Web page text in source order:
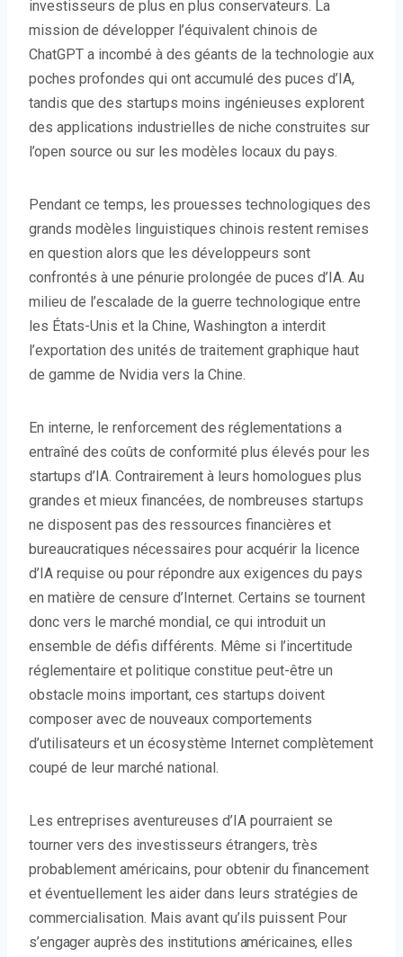
investisseurs de plus en plus conservateurs. La
mission de développer l’équivalent chinois de
ChatGPT a incombé à des géants de la technologie aux
poches profondes qui ont accumulé des puces d’IA,
tandis que des startups moins ingénieuses explorent
des applications industrielles de niche construites sur
l’open source ou sur les modèles locaux du pays.
Pendant ce temps, les prouesses technologiques des
grands modèles linguistiques chinois restent remises
en question alors que les développeurs sont
confrontés à une pénurie prolongée de puces d’IA. Au
milieu de l’escalade de la guerre technologique entre
les États-Unis et la Chine, Washington a interdit
l’exportation des unités de traitement graphique haut
de gamme de Nvidia vers la Chine.
En interne, le renforcement des réglementations a
entraîné des coûts de conformité plus élevés pour les
startups d’IA. Contrairement à leurs homologues plus
grandes et mieux financées, de nombreuses startups
ne disposent pas des ressources financières et
bureaucratiques nécessaires pour acquérir la licence
d’IA requise ou pour répondre aux exigences du pays
en matière de censure d’Internet. Certains se tournent
donc vers le marché mondial, ce qui introduit un
ensemble de défis différents. Même si l’incertitude
réglementaire et politique constitue peut-être un
obstacle moins important, ces startups doivent
composer avec de nouveaux comportements
d’utilisateurs et un écosystème Internet complètement
coupé de leur marché national.
Les entreprises aventureuses d’IA pourraient se
tourner vers des investisseurs étrangers, très
probablement américains, pour obtenir du financement
et éventuellement les aider dans leurs stratégies de
commercialisation. Mais avant qu’ils puissent Pour
s’engager auprès des institutions américaines, elles